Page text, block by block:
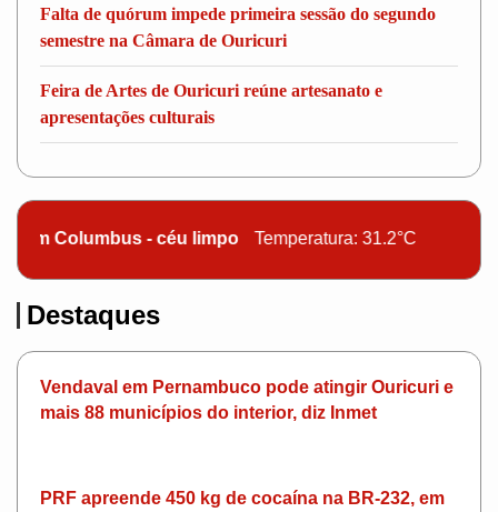
Falta de quórum impede primeira sessão do segundo
semestre na Câmara de Ouricuri
Feira de Artes de Ouricuri reúne artesanato e
apresentações culturais
Columbus - céu limpo Temperatura: 31.2°C
Destaques
Vendaval em Pernambuco pode atingir Ouricuri e
mais 88 municípios do interior, diz Inmet
PRF apreende 450 kg de cocaína na BR-232, em